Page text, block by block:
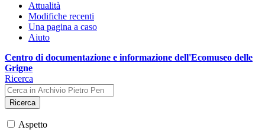
Attualità
Modifiche recenti
Una pagina a caso
Aiuto
Centro di documentazione e informazione dell'Ecomuseo delle
Grigne
Ricerca
Ricerca
Aspetto